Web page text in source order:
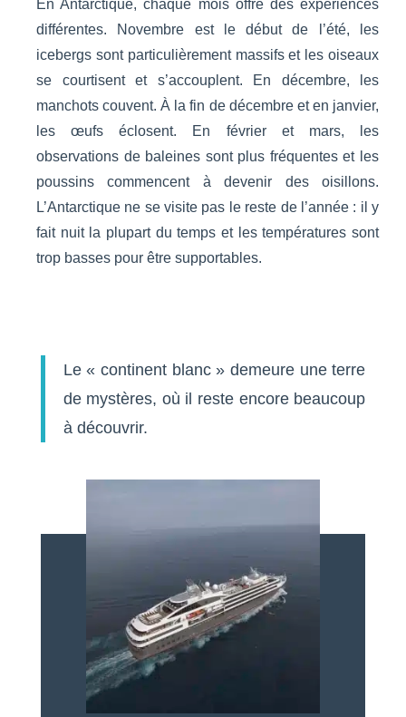
En Antarctique, chaque mois offre des expériences
différentes. Novembre est le début de l’été, les
icebergs sont particulièrement massifs et les oiseaux
se courtisent et s’accouplent. En décembre, les
manchots couvent. À la fin de décembre et en janvier,
les œufs éclosent. En février et mars, les
observations de baleines sont plus fréquentes et les
poussins commencent à devenir des oisillons.
L’Antarctique ne se visite pas le reste de l’année : il y
fait nuit la plupart du temps et les températures sont
trop basses pour être supportables.
Le « continent blanc » demeure une terre
de mystères, où il reste encore beaucoup
à découvrir.